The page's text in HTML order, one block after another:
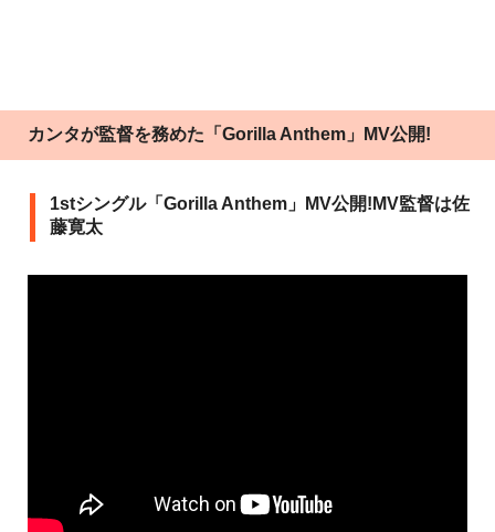
カンタが監督を務めた「Gorilla Anthem」MV公開!
1stシングル「Gorilla Anthem」MV公開!MV監督は佐
藤寛太